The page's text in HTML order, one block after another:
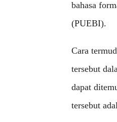
bahasa
(PUEBI).
Cara
tersebut
dapat
tersebut